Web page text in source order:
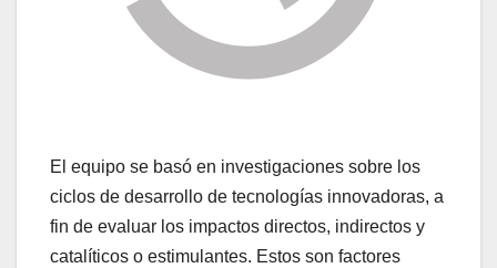
El equipo se basó en investigaciones sobre los
ciclos de desarrollo de tecnologías innovadoras, a
fin de evaluar los impactos directos, indirectos y
catalíticos o estimulantes. Estos son factores